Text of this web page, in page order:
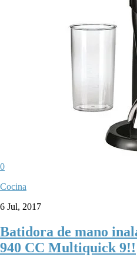
0
Cocina
6 Jul, 2017
Batidora de mano
940 CC Multiquick 9!!